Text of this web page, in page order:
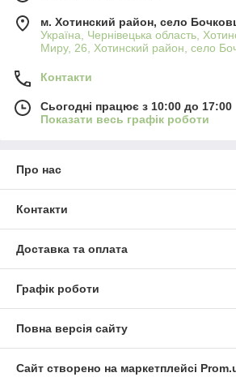
м. Хотинский район, село
Україна, Чернівецька область,
Миру, 26, Хотинский район, село
Контакти
Сьогодні працює з 10:00 до 17:00
Показати весь графік роботи
Про нас
Контакти
Доставка та оплата
Графік роботи
Повна версія сайту
Сайт створено на маркетплейсі